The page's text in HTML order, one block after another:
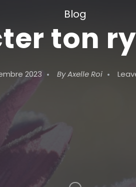
Blog
ton
2023 ByAxelle Roi